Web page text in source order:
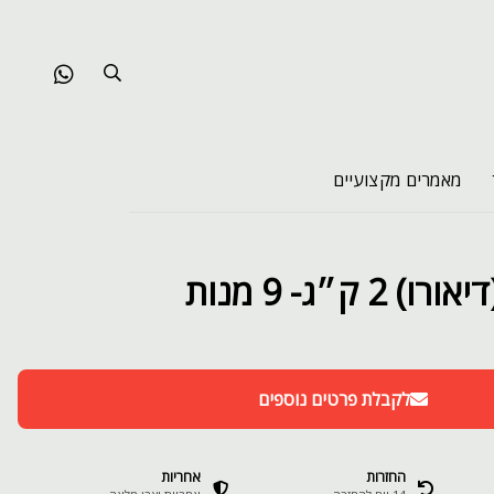
מאמרים מקצועיים
ק״ג- 9 מנות
לקבלת פרטים נוספים
החזרות אחריות